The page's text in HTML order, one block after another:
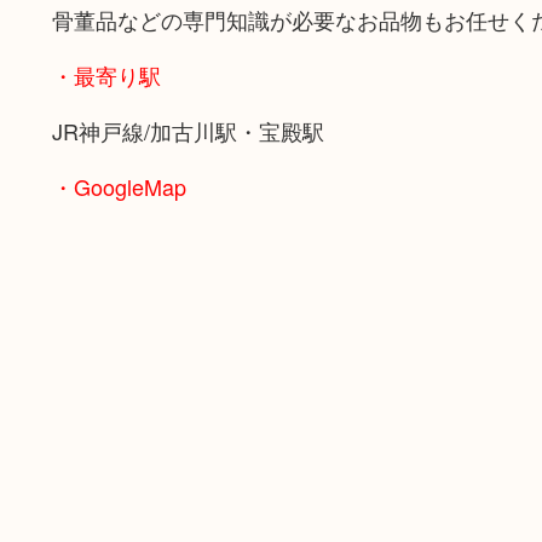
骨董品などの専門知識が必要なお品物もお任せく
・最寄り駅
JR神戸線/加古川駅・宝殿駅
・GoogleMap